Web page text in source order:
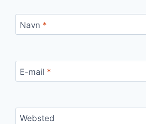
Navn *
E-mail *
Websted